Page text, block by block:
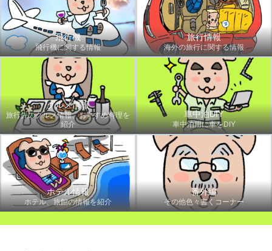
飛行機
飛行機に関する情報
旅行情報
海外の旅行に関する情報
グルメ情報
旅行先のグルメ情報、おすすめ料理を
紹介
車中泊DIY
車中泊用に車をDIY
ホテル情報
ホテル、旅館の情報を紹介
番外編
その他色々書くコーナー